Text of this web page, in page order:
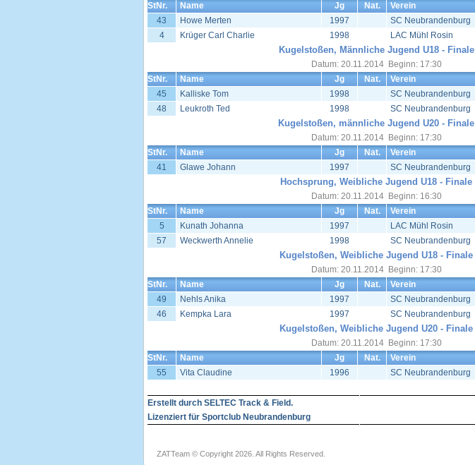
StNr.
Name Jg Nat. Verein
43
Howe Merten 1997 SC Neubrandenburg
4
Krüger Carl Charlie 1998 LAC Mühl Rosin
Kugelstoßen, Männliche Jugend U18 - Finale
Datum: 20.11.2014 Beginn: 17:30
StNr.
Name Jg Nat. Verein
45
Kalliske Tom 1998 SC Neubrandenburg
48
Leukroth Ted 1998 SC Neubrandenburg
Kugelstoßen, männliche Jugend U20 - Finale
Datum: 20.11.2014 Beginn: 17:30
StNr.
Name Jg Nat. Verein
41
Glawe Johann 1997 SC Neubrandenburg
Hochsprung, Weibliche Jugend U18 - Finale
Datum: 20.11.2014 Beginn: 16:30
StNr.
Name Jg Nat. Verein
5
Kunath Johanna 1997
LAC Mühl Rosin
57
Weckwerth Annelie 1998 SC Neubrandenburg
Kugelstoßen, Weibliche Jugend U18 - Finale
Datum: 20.11.2014 Beginn: 17:30
StNr.
Name Jg Nat. Verein
49
Nehls Anika 1997 SC Neubrandenburg
46
Kempka Lara 1997 SC Neubrandenburg
Kugelstoßen, Weibliche Jugend U20 - Finale
Datum: 20.11.2014 Beginn: 17:30
StNr.
Name Jg Nat. Verein
55
Vita Claudine 1996 SC Neubrandenburg
Erstellt durch SELTEC Track & Field.
Lizenziert für Sportclub Neubrandenburg
ZATTeam © Copyright 2026. All Rights Reserved.